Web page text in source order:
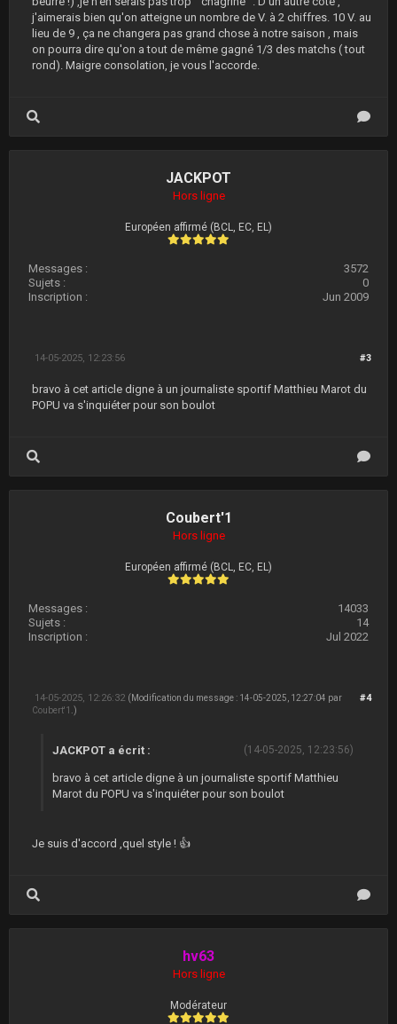
j'aimerais bien qu'on atteigne un nombre de V. à 2 chiffres. 10 V. au
lieu de 9 , ça ne changera pas grand chose à notre saison , mais
on pourra dire qu'on a tout de même gagné 1/3 des matchs ( tout
rond). Maigre consolation, je vous l'accorde.
JACKPOT
Hors ligne
Européen affirmé (BCL, EC, EL)
Messages :
3572
Sujets :
0
Inscription :
Jun 2009
#3
14-05-2025, 12:23:56
bravo à cet article digne à un journaliste sportif Matthieu Marot du
POPU va s'inquiéter pour son boulot
Coubert'1
Hors ligne
Européen affirmé (BCL, EC, EL)
Messages :
14033
Sujets :
14
Inscription :
Jul 2022
#4
14-05-2025, 12:26:32 (Modification du message : 14-05-2025, 12:27:04 par
Coubert'1
.)
(14-05-2025, 12:23:56)
JACKPOT a écrit :
bravo à cet article digne à un journaliste sportif Matthieu
Marot du POPU va s'inquiéter pour son boulot
Je suis d'accord ,quel style ! 👍
hv63
Hors ligne
Modérateur